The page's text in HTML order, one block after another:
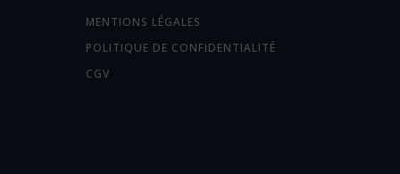
MENTIONS LÉGALES
POLITIQUE DE CONFIDENTIALITÉ
CGV